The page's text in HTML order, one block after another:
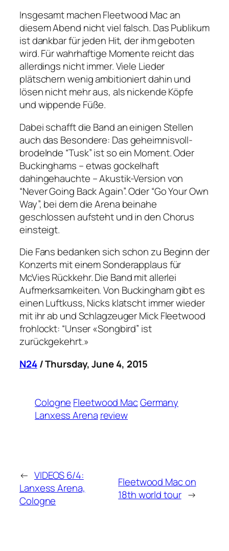
Insgesamt machen Fleetwood Mac an
diesem Abend nicht viel falsch. Das Publikum
ist dankbar für jeden Hit, der ihm geboten
wird. Für wahrhaftige Momente reicht das
allerdings nicht immer. Viele Lieder
plätschern wenig ambitioniert dahin und
lösen nicht mehr aus, als nickende Köpfe
und wippende Füße.
Dabei schafft die Band an einigen Stellen
auch das Besondere: Das geheimnisvoll-
brodelnde “Tusk” ist so ein Moment. Oder
Buckinghams – etwas gockelhaft
dahingehauchte – Akustik-Version von
“Never Going Back Again”. Oder “Go Your Own
Way”, bei dem die Arena beinahe
geschlossen aufsteht und in den Chorus
einsteigt.
Die Fans bedanken sich schon zu Beginn der
Konzerts mit einem Sonderapplaus für
McVies Rückkehr. Die Band mit allerlei
Aufmerksamkeiten. Von Buckingham gibt es
einen Luftkuss, Nicks klatscht immer wieder
mit ihr ab und Schlagzeuger Mick Fleetwood
frohlockt: “Unser «Songbird” ist
zurückgekehrt.»
N24/ Thursday, June 4, 2015
Cologne Fleetwood MacGermany
Lanxess Arena review
← VIDEOS 6/4:
Lanxess Arena,
Cologne
Fleetwood Mac on
18th world tour →